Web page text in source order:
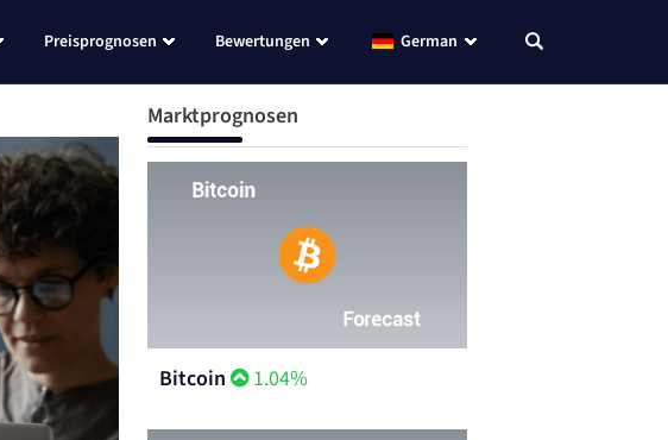
Preisprognosen Bewertungen German
Marktprognosen
Bitcoin 1.04%